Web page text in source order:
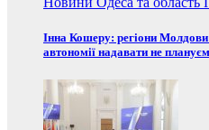
Інна Кошеру: регіони Молдови
автономії надавати не